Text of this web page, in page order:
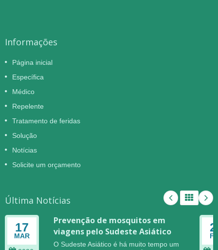
Informações
Página inicial
Específica
Médico
Repelente
Tratamento de feridas
Solução
Notícias
Solicite um orçamento
Última Notícias
17
MAR
Prevenção de mosquitos em
viagens pelo Sudeste Asiático
O Sudeste Asiático é há muito tempo um